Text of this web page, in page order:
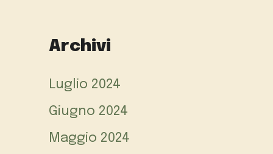
Archivi
Luglio 2024
Giugno 2024
Maggio 2024